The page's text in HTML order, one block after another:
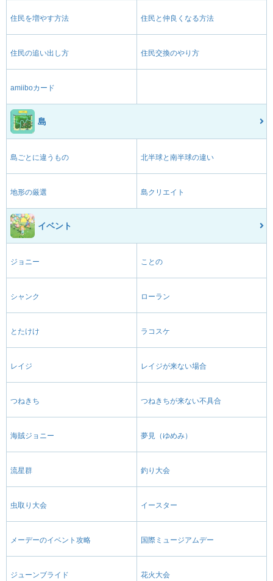
住民を増やす方法 住民と仲良くなる方法
住民の追い出し方 住民交換のやり方
amiiboカード
島
島ごとに違うもの 北半球と南半球の違い
地形の厳選 島クリエイト
イベント
ジョニー ことの
シャンク ローラン
とたけけ ラコスケ
レイジ レイジが来ない場合
つねきち つねきちが来ない不具合
海賊ジョニー 夢見（ゆめみ）
流星群 釣り大会
虫取り大会 イースター
メーデーのイベント攻略 国際ミュージアムデー
ジューンブライド 花火大会